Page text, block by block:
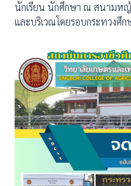
นักเรียน นักศึกษา ณ สนามห
และบริเวณโดยรอบกระทวงศึก